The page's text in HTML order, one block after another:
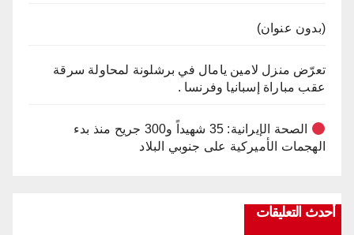
(بدون عنوان)
تعرّض منزل لامين يامال في برشلونة لمحاولة سرقة
عقب مباراة إسبانيا وفرنسا .
الصحة الإيرانية: 35 شهيداً و300 جريح منذ بدء
الهجمات الأميركية على جنوبي البلاد
أحدث التعليقات